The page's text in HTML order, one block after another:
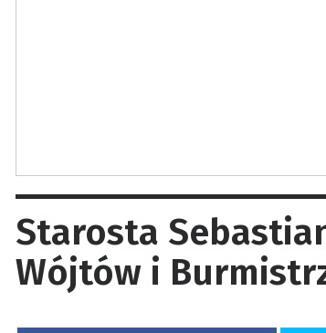
Starosta
Wójtów i